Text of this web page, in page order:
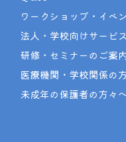
ワークショップ・イベ
法人・学校向けサービ
研修・セミナーのご案
医療機関・学校関係の
未成年の保護者の方々